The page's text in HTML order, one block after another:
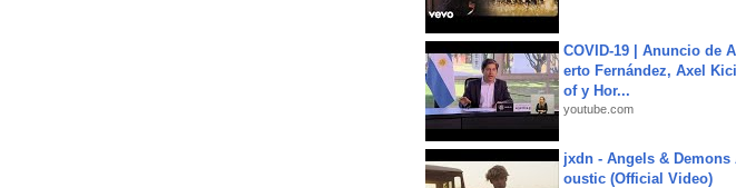
COVID-19 | Anuncio de
erto Fernández, Axel
of y Hor...
youtube.com
jxdn - Angels & Demons
oustic (Official Video)